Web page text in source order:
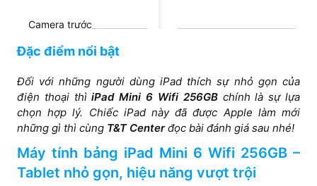
Camera trước
12MP góc rộng
Chipset
Apple A15 Bionic 6 nhân
Apple A15 Bionic 6 nhân
Đặc điểm nổi bật
Đối với những người dùng iPad thích sự nhỏ gọn của
điện thoại thìiPad Mini 6 Wifi 256GBchính là sự lựa
chọn hợp lý. Chiếc iPad này đã được Apple làm mới
những gì thì cùng T&T Centerđọc bài đánh giá sau nhé!
Máy tính bảng iPad Mini 6 Wifi 256GB –
Tablet nhỏ gọn, hiệu năng vượt trội